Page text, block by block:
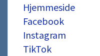
Hjemmeside
Facebook
Instagram
TikTok